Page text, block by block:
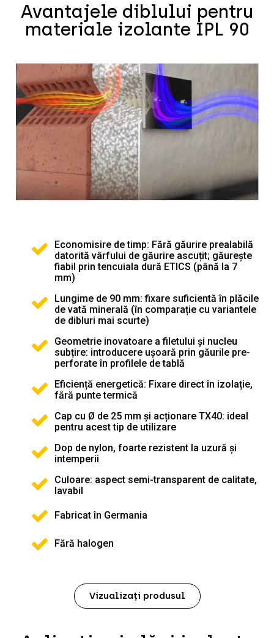
Avantajele diblului pentru
materiale izolante IPL 90
Economisire de timp: Fără găurire prealabilă
datorită vârfului de găurire ascuțit; găurește
fiabil prin tencuiala dură ETICS (până la 7
mm)
Lungime de 90 mm: fixare suficientă în plăcile
de vată minerală (în comparație cu variantele
de dibluri mai scurte)
Geometrie inovatoare a filetului și nucleu
subțire: introducere ușoară prin găurile pre-
perforate în profilele de tablă
Eficiență energetică: Fixare direct în izolație,
fără punte termică
Cap cu Ø de 25 mm și acționare TX40: ideal
pentru acest tip de utilizare
Dop de nylon, foarte rezistent la uzură și
intemperii
Culoare: aspect semi-transparent de calitate,
lavabil
Fabricat în Germania
Fără halogen
Vizualizați produsul